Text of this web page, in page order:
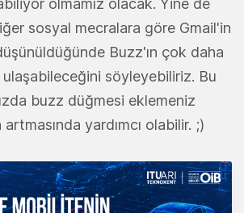
olmamız olacak. Yine de
sosyal mecralara göre Gmail'in
Buzz'ın çok daha
söyleyebiliriz. Bu
buzz düğmesi eklemeniz
yardımcı olabilir. ;)